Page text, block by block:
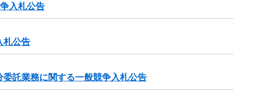
入札公告
札公告
託業務に関する一般競争入札公告